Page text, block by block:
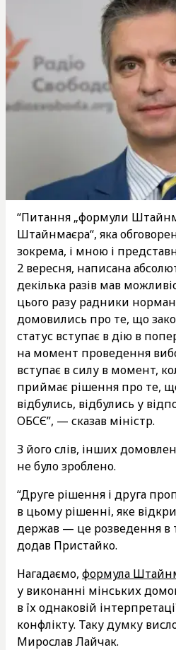
“Питання „формули
Штайнмаєра“, яка
зокрема, і мною і
2 вересня, написана
декілька разів мав
цього разу радники
домовились про те, що
статус вступає в дію в
на момент проведення
вступає в силу в момент,
приймає рішення про те,
відбулись, відбулись у
ОБСЄ”, — сказав міністр.
З його слів, інших
не було зроблено.
“Друге рішення і друга
в цьому рішенні, яке
держав — це розведення в
додав Пристайко.
Нагадаємо, формула
у виконанні мінських
в їх однаковій
конфлікту. Таку думку
Мирослав Лайчак.